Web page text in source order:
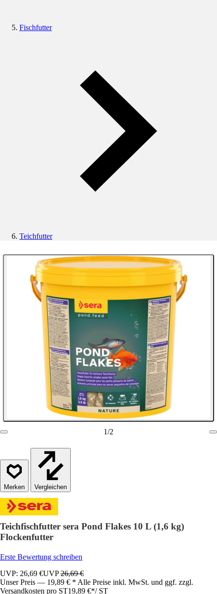
Fischfutter
Teichfutter
1/2
Vergleichen
Teichfischfutter sera Pond Flakes 10 L (1,6 kg)
Flockenfutter
Erste Bewertung schreiben
UVP: 26,69 €UVP26,69 €
Unser Preis — 19,89 € * Alle Preise inkl. MwSt. und ggf. zzgl.
Versandkosten pro ST19,89 €*/ ST